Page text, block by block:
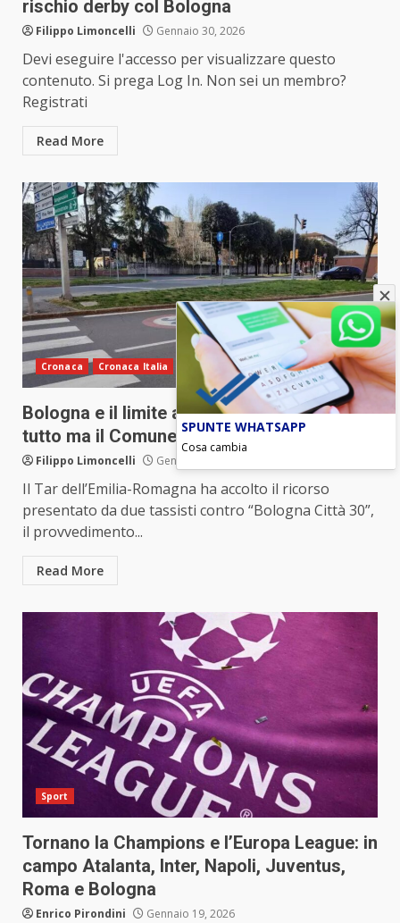
rischio derby col Bologna
Filippo Limoncelli Gennaio 30, 2026
Devi eseguire l'accesso per visualizzare questo
contenuto. Si prega Log In. Non sei un membro?
Registrati
Read More
Cronaca Cronaca Italia
Bologna e il limite a 30km/h, il Tar annulla
tutto ma il Comune va avanti
Filippo Limoncelli Gennaio 21, 2026
Il Tar dell’Emilia-Romagna ha accolto il ricorso
presentato da due tassisti contro “Bologna Città 30”,
il provvedimento...
Read More
Sport
Tornano la Champions e l’Europa League: in
campo Atalanta, Inter, Napoli, Juventus,
Roma e Bologna
Enrico Pirondini Gennaio 19, 2026
SPUNTE WHATSAPP
Cosa cambia